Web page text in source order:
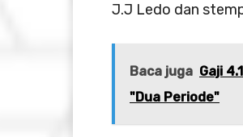
J.J Ledo dan
Baca juga Gaji
"Dua Periode"